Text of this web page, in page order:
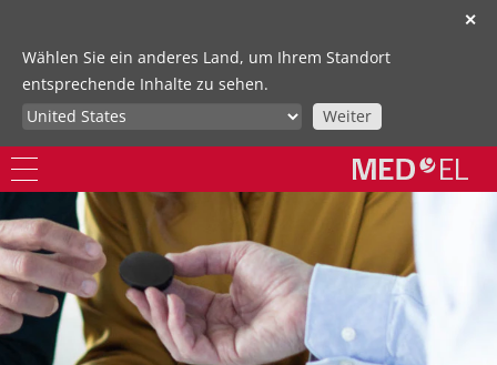
✕
Wählen Sie ein anderes Land, um Ihrem Standort
entsprechende Inhalte zu sehen.
Weiter